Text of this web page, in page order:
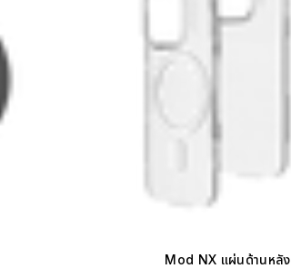
Mod NX แผ่นด้านหลัง